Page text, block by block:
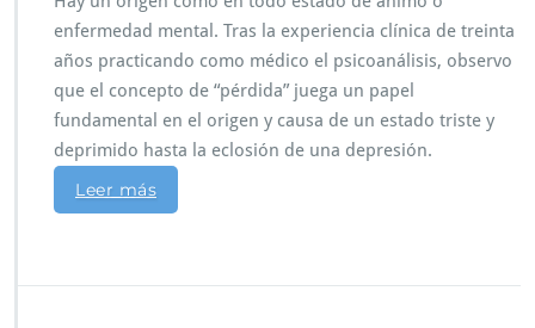
enfermedad mental. Tras la experiencia clínica de treinta
años practicando como médico el psicoanálisis, observo
que el concepto de “pérdida” juega un papel
fundamental en el origen y causa de un estado triste y
deprimido hasta la eclosión de una depresión.
Leer más